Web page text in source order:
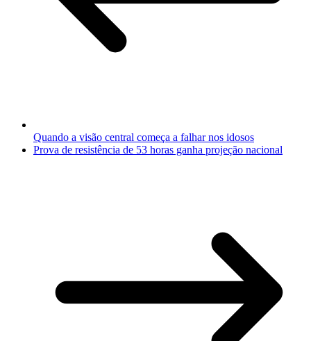
Quando a visão central começa a falhar nos idosos
Prova de resistência de 53 horas ganha projeção nacional